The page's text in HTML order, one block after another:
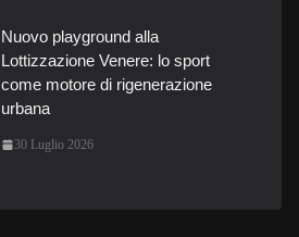
Nuovo playground alla
Lottizzazione Venere: lo sport
come motore di rigenerazione
urbana
30 Luglio 2026